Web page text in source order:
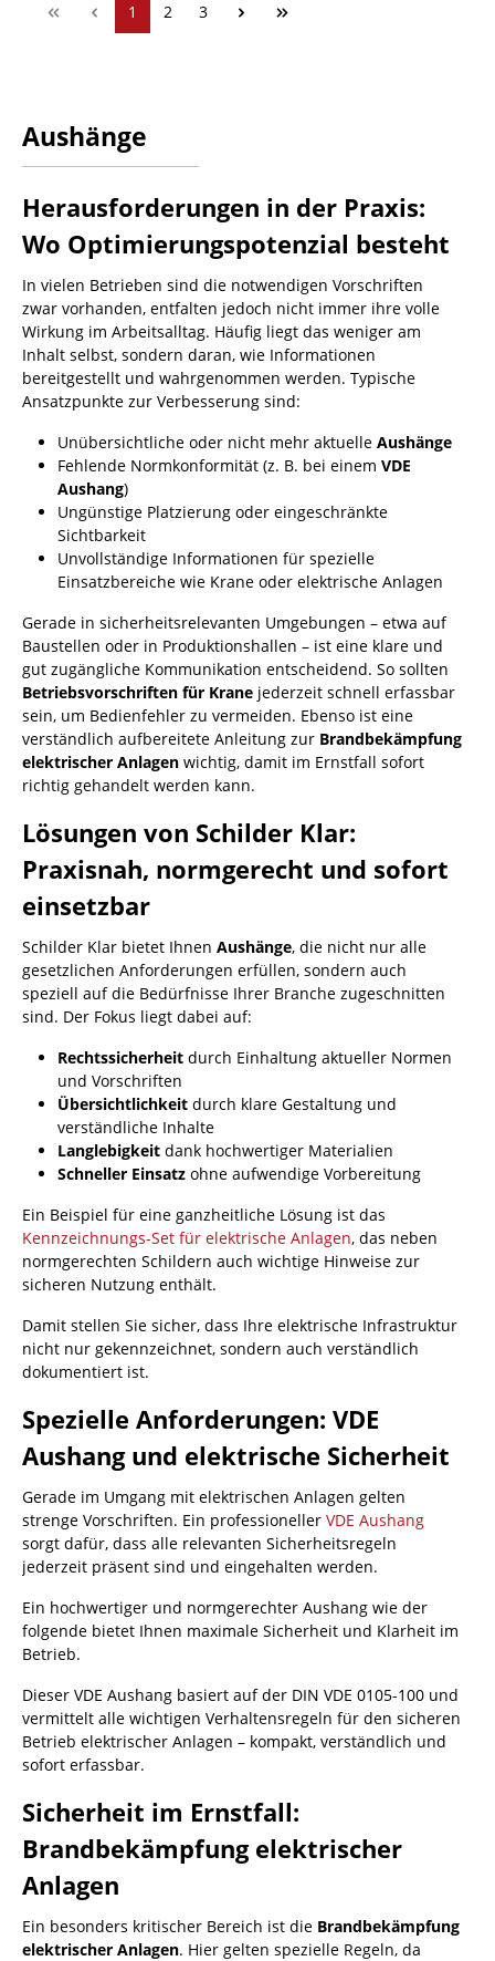
1 2 3
Aushänge
Herausforderungen in der Praxis:
Wo Optimierungspotenzial besteht
In vielen Betrieben sind die notwendigen Vorschriften
zwar vorhanden, entfalten jedoch nicht immer ihre volle
Wirkung im Arbeitsalltag. Häufig liegt das weniger am
Inhalt selbst, sondern daran, wie Informationen
bereitgestellt und wahrgenommen werden. Typische
Ansatzpunkte zur Verbesserung sind:
Unübersichtliche oder nicht mehr aktuelle Aushänge
Fehlende Normkonformität (z. B. bei einem VDE
Aushang)
Ungünstige Platzierung oder eingeschränkte
Sichtbarkeit
Unvollständige Informationen für spezielle
Einsatzbereiche wie Krane oder elektrische Anlagen
Gerade in sicherheitsrelevanten Umgebungen – etwa auf
Baustellen oder in Produktionshallen – ist eine klare und
gut zugängliche Kommunikation entscheidend. So sollten
Betriebsvorschriften für Krane jederzeit schnell erfassbar
sein, um Bedienfehler zu vermeiden. Ebenso ist eine
verständlich aufbereitete Anleitung zur Brandbekämpfung
elektrischer Anlagen wichtig, damit im Ernstfall sofort
richtig gehandelt werden kann.
Lösungen von Schilder Klar:
Praxisnah, normgerecht und sofort
einsetzbar
Schilder Klar bietet Ihnen Aushänge, die nicht nur alle
gesetzlichen Anforderungen erfüllen, sondern auch
speziell auf die Bedürfnisse Ihrer Branche zugeschnitten
sind. Der Fokus liegt dabei auf:
Rechtssicherheit durch Einhaltung aktueller Normen
und Vorschriften
Übersichtlichkeit durch klare Gestaltung und
verständliche Inhalte
Langlebigkeit dank hochwertiger Materialien
Schneller Einsatz ohne aufwendige Vorbereitung
Ein Beispiel für eine ganzheitliche Lösung ist das
Kennzeichnungs-Set für elektrische Anlagen, das neben
normgerechten Schildern auch wichtige Hinweise zur
sicheren Nutzung enthält.
Damit stellen Sie sicher, dass Ihre elektrische Infrastruktur
nicht nur gekennzeichnet, sondern auch verständlich
dokumentiert ist.
Spezielle Anforderungen: VDE
Aushang und elektrische Sicherheit
Gerade im Umgang mit elektrischen Anlagen gelten
strenge Vorschriften. Ein professioneller VDE Aushang
sorgt dafür, dass alle relevanten Sicherheitsregeln
jederzeit präsent sind und eingehalten werden.
Ein hochwertiger und normgerechter Aushang wie der
folgende bietet Ihnen maximale Sicherheit und Klarheit im
Betrieb.
Dieser VDE Aushang basiert auf der DIN VDE 0105-100 und
vermittelt alle wichtigen Verhaltensregeln für den sicheren
Betrieb elektrischer Anlagen – kompakt, verständlich und
sofort erfassbar.
Sicherheit im Ernstfall:
Brandbekämpfung elektrischer
Anlagen
Ein besonders kritischer Bereich ist die Brandbekämpfung
elektrischer Anlagen. Hier gelten spezielle Regeln, da